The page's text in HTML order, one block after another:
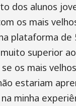
dos alunos
os mais
plataforma de
superior
os mais
estariam
minha